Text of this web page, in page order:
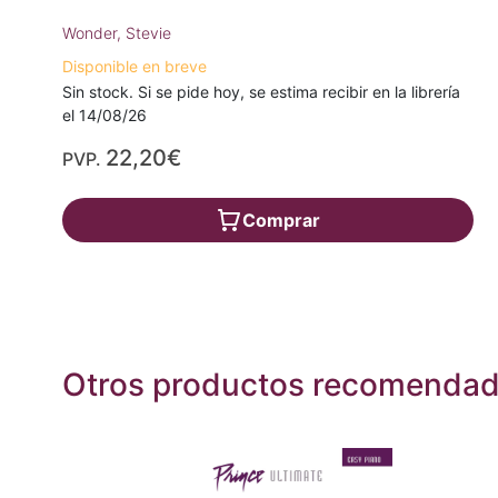
Wonder, Stevie
Disponible en breve
Sin stock. Si se pide hoy, se estima recibir en la librería
el 14/08/26
PVP. 22,20€
Comprar
Otros productos